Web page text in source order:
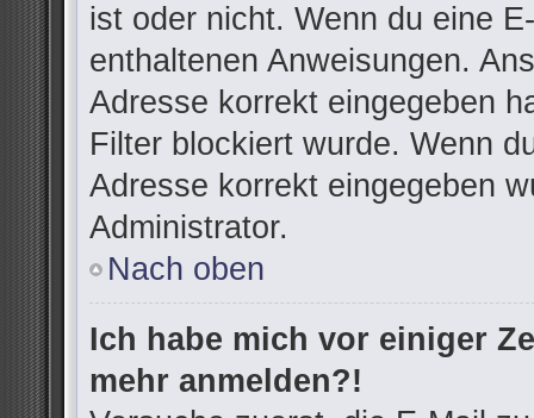
ist oder nicht. Wenn du eine
enthaltenen Anweisungen.
Adresse korrekt eingegeben
Filter blockiert wurde. Wenn
Adresse korrekt eingegeben
Administrator.
Nach oben
Ich habe mich vor einiger
mehr anmelden?!